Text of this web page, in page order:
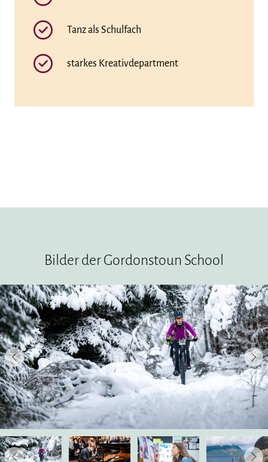
Tanz als Schulfach
starkes Kreativdepartment
Bilder der Gordonstoun School